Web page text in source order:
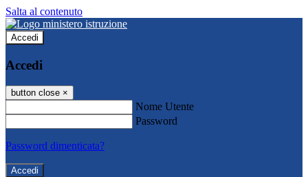
Salta al contenuto
Accedi
Accedi
button close ×
Nome Utente
Password
Password dimenticata?